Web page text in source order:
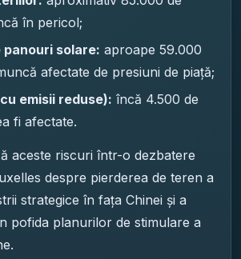
în pericol;
panouri solare: aproape 59.000
afectate de presiuni de piață;
emisii reduse): încă 4.500 de
fi afectate.
aceste riscuri într-o dezbatere
despre pierderea de teren a
strategice în fața Chinei și a
pofida planurilor de stimulare a